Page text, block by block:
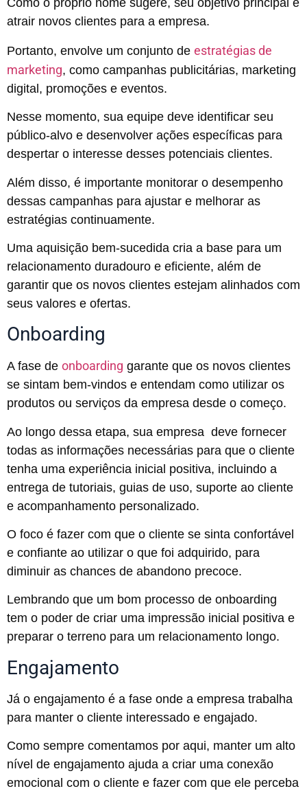
Como o próprio nome sugere, seu objetivo principal é
atrair novos clientes para a empresa.
Portanto, envolve um conjunto de estratégias de
marketing, como campanhas publicitárias, marketing
digital, promoções e eventos.
Nesse momento, sua equipe deve identificar seu
público-alvo e desenvolver ações específicas para
despertar o interesse desses potenciais clientes.
Além disso, é importante monitorar o desempenho
dessas campanhas para ajustar e melhorar as
estratégias continuamente.
Uma aquisição bem-sucedida cria a base para um
relacionamento duradouro e eficiente, além de
garantir que os novos clientes estejam alinhados com
seus valores e ofertas.
Onboarding
A fase de onboarding garante que os novos clientes
se sintam bem-vindos e entendam como utilizar os
produtos ou serviços da empresa desde o começo.
Ao longo dessa etapa, sua empresa deve fornecer
todas as informações necessárias para que o cliente
tenha uma experiência inicial positiva, incluindo a
entrega de tutoriais, guias de uso, suporte ao cliente
e acompanhamento personalizado.
O foco é fazer com que o cliente se sinta confortável
e confiante ao utilizar o que foi adquirido, para
diminuir as chances de abandono precoce.
Lembrando que um bom processo de onboarding
tem o poder de criar uma impressão inicial positiva e
preparar o terreno para um relacionamento longo.
Engajamento
Já o engajamento é a fase onde a empresa trabalha
para manter o cliente interessado e engajado.
Como sempre comentamos por aqui, manter um alto
nível de engajamento ajuda a criar uma conexão
emocional com o cliente e fazer com que ele perceba